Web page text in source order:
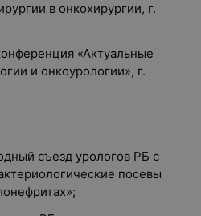
в онкохирургии, г.
«Актуальные
и онкоурологии», г.
съезд урологов РБ с
посевы